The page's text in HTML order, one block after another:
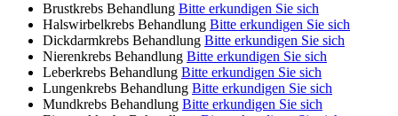
Brustkrebs Behandlung Bitte erkundigen Sie sich
Halswirbelkrebs Behandlung Bitte erkundigen Sie sich
Dickdarmkrebs Behandlung Bitte erkundigen Sie sich
Nierenkrebs Behandlung Bitte erkundigen Sie sich
Leberkrebs Behandlung Bitte erkundigen Sie sich
Lungenkrebs Behandlung Bitte erkundigen Sie sich
Mundkrebs Behandlung Bitte erkundigen Sie sich